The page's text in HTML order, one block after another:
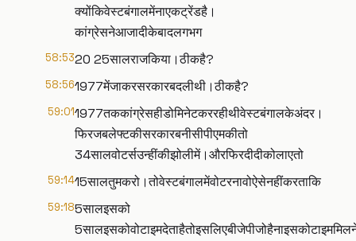
क्योंकिवेस्टबंगालमेंनाएकट्रेंडहै।
कांग्रेसनेआजादीकेबादलगभग
58:5320 25सालराजकिया।ठीकहै?
58:561977मेंजाकरसरकारबदलीथी।ठीकहै?
59:011977तककांग्रेसहीडोमिनेटकररहीथीवेस्टबंगालकेअंदर।
फिरजबलेफ्टकीसरकारबनीसीपीएमकीतो
34सालवोटर्सउन्हींकीझोलीमें।औरफिरदीदीकोलाएतो
59:1415सालतुमकरो।तोवेस्टबंगालमेंवोटरनावोऐसेनहींकरताकि
59:185सालइसको